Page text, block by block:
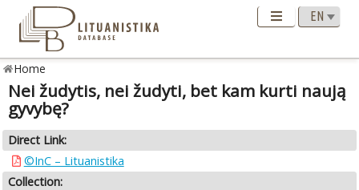
Home
Nei žudytis, nei žudyti, bet kam kurti naują
gyvybę?
Direct Link:
©InC – Lituanistika
Collection: